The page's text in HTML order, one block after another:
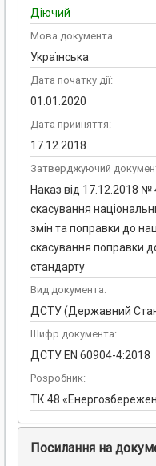
Діючий
Мова документа
Українська
Дата початку дії:
01.01.2020
Дата прийняття:
17.12.2018
Затверджуючий
Наказ від 17.12.2018
скасування
змін та поправки до
скасування поправки
стандарту
Вид документа:
ДСТУ (Державний
Шифр документа:
ДСТУ EN 60904-4:2018
Розробник:
ТК 48
Посилання на